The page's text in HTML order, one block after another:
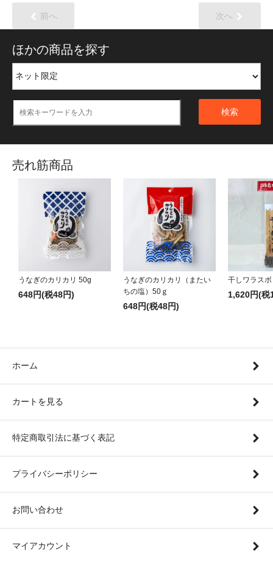
前へ 次へ
ほかの商品を探す
検索
売れ筋商品
うなぎのカリカリ 50g
648円(税48円)
うなぎのカリカリ（またい
ちの塩）50ｇ
648円(税48円)
干しワラス
1,620円(税
ホーム
カートを見る
特定商取引法に基づく表記
プライバシーポリシー
お問い合わせ
マイアカウント